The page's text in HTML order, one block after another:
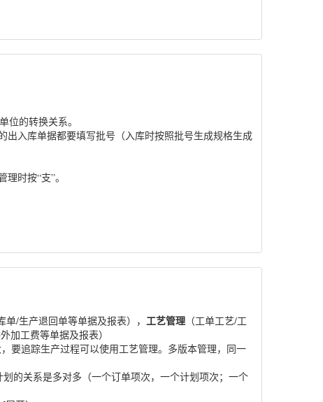
的转换关系。
出入库单据都要填写批号（入库时按照批号生成规格生成
时按“支”。
单/生产退回单等单据及报表）， 工艺管理 （工单工艺/工
加工费等单据及报表）
要追踪生产过程可以使用工艺管理。多版本管理，同一
的关系是多对多（一个订单项次，一个计划项次；一个